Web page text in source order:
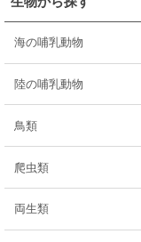
海の哺乳動物
陸の哺乳動物
鳥類
爬虫類
両生類